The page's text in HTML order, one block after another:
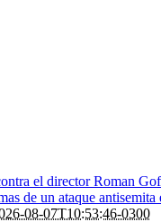
el director Roman
de un ataque
08-07T10:53:46-0300